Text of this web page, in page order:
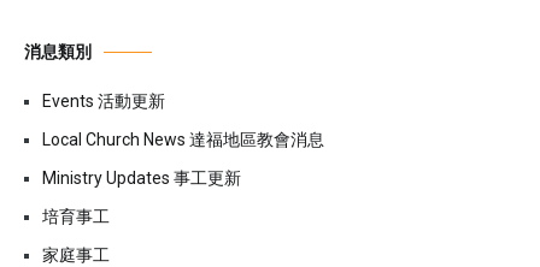
消息類別
Events 活動更新
Local Church News 達福地區教會消息
Ministry Updates 事工更新
培育事工
家庭事工